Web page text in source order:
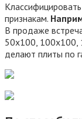
признакам.
В продаже
50х100, 100х100,
делают плиты по